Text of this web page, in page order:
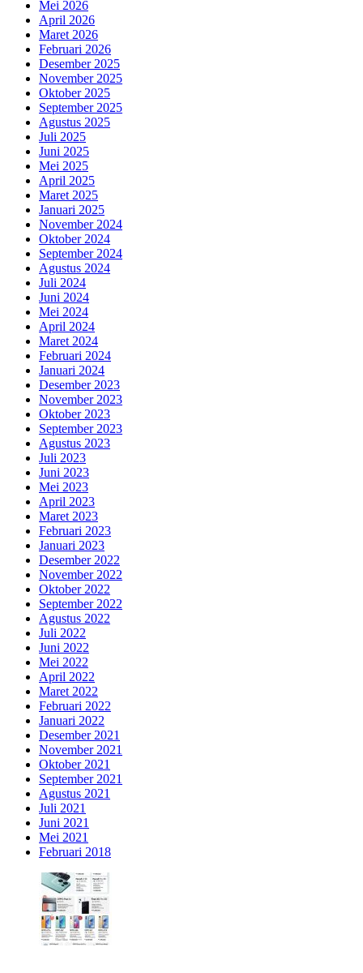
Mei 2026
April 2026
Maret 2026
Februari 2026
Desember 2025
November 2025
Oktober 2025
September 2025
Agustus 2025
Juli 2025
Juni 2025
Mei 2025
April 2025
Maret 2025
Januari 2025
November 2024
Oktober 2024
September 2024
Agustus 2024
Juli 2024
Juni 2024
Mei 2024
April 2024
Maret 2024
Februari 2024
Januari 2024
Desember 2023
November 2023
Oktober 2023
September 2023
Agustus 2023
Juli 2023
Juni 2023
Mei 2023
April 2023
Maret 2023
Februari 2023
Januari 2023
Desember 2022
November 2022
Oktober 2022
September 2022
Agustus 2022
Juli 2022
Juni 2022
Mei 2022
April 2022
Maret 2022
Februari 2022
Januari 2022
Desember 2021
November 2021
Oktober 2021
September 2021
Agustus 2021
Juli 2021
Juni 2021
Mei 2021
Februari 2018